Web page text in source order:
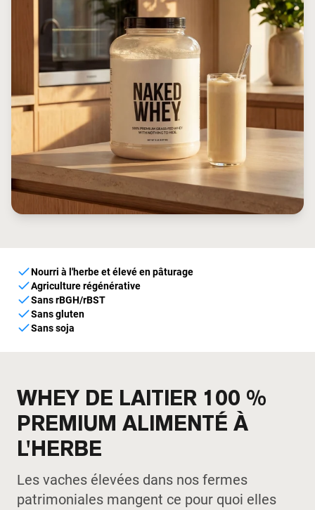
Nourri à l'herbe et élevé en pâturage
Agriculture régénérative
Sans rBGH/rBST
Sans gluten
Sans soja
WHEY DE LAITIER 100 %
PREMIUM ALIMENTÉ À
L'HERBE
Les vaches élevées dans nos fermes
patrimoniales mangent ce pour quoi elles